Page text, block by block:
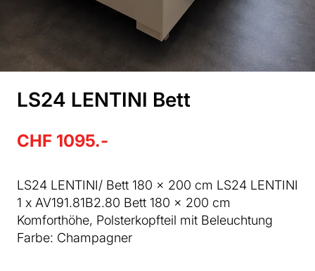
LS24 LENTINI Bett
CHF 1095.-
LS24 LENTINI/ Bett 180 x 200 cm LS24 LENTINI
1 x AV191.81B2.80 Bett 180 x 200 cm
Komforthöhe, Polsterkopfteil mit Beleuchtung
Farbe: Champagner